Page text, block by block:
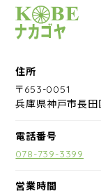
サイクルショップナ
住所
〒653-0051
兵庫県神戸市長
電話番号
078-739-3399
営業時間